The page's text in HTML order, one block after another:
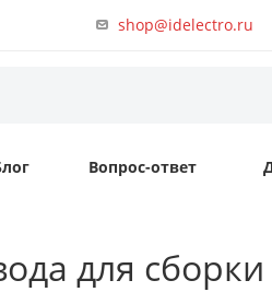
shop@idelectro.ru
Вопрос-ответ
для